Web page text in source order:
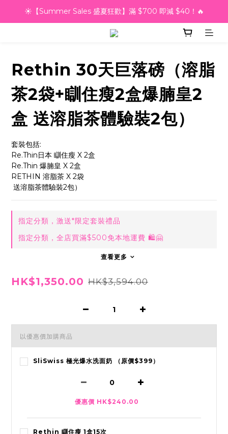
越買越抵‼️滿$2000額外九五折‼️
☀️【Summer Sales 盛夏狂歡】滿 $700 即減 $40！🔥
滿千即送你免費美容療程🎁
Rethin 30天巨落磅（溶脂
茶2袋+瞓住瘦2盒爆腩皇2
盒 送溶脂茶體驗裝2包）
套裝包括:
Re.Thin日本 瞓住瘦 X 2盒
Re.Thin 爆腩皇 X 2盒
RETHIN 溶脂茶 X 2袋
送溶脂茶體驗裝2包）
指定分類，激送*限定套裝禮品
指定分類，全店買滿$500免本地運費 🛍🤗
查看更多
HK$1,350.00 HK$3,594.00
以優惠價加購商品
SliSwiss 極光爆水洗面奶 （原價$399）
優惠價 HK$240.00
Rethin 瞓住瘦 1盒15次